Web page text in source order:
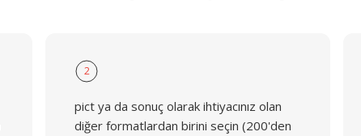
2
pict ya da sonuç olarak ihtiyacınız olan
diğer formatlardan birini seçin (200'den